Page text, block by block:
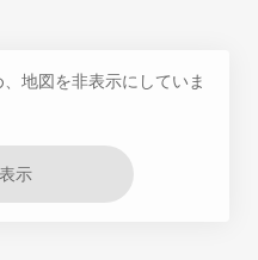
地図を非表示にしていま
示